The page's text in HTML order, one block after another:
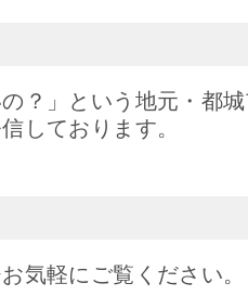
？」という地元・都
しております。
気軽にご覧ください。